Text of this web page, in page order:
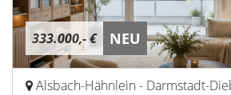
333.000,- € NEU
Alsbach-Hähnlein - Darmstadt-